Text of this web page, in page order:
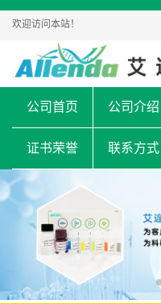
欢迎访问本站！
公司首页 公司介绍
证书荣誉 联系方式